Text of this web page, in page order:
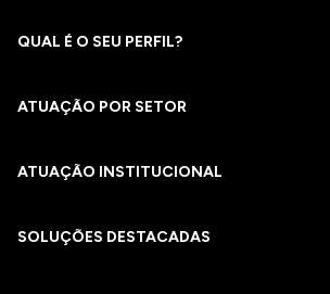
QUAL É O SEU PERFIL?
ATUAÇÃO POR SETOR
ATUAÇÃO INSTITUCIONAL
SOLUÇÕES DESTACADAS